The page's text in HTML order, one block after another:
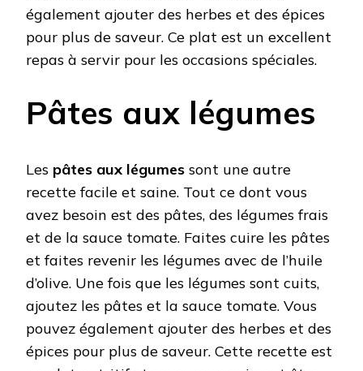
également ajouter des herbes et des épices
pour plus de saveur. Ce plat est un excellent
repas à servir pour les occasions spéciales.
Pâtes aux légumes
Les pâtes aux légumes sont une autre
recette facile et saine. Tout ce dont vous
avez besoin est des pâtes, des légumes frais
et de la sauce tomate. Faites cuire les pâtes
et faites revenir les légumes avec de l’huile
d’olive. Une fois que les légumes sont cuits,
ajoutez les pâtes et la sauce tomate. Vous
pouvez également ajouter des herbes et des
épices pour plus de saveur. Cette recette est